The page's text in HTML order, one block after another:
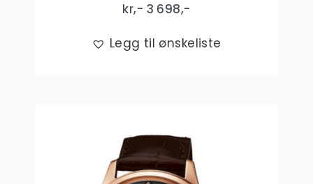
kr,- 3 698,-
Legg til ønskeliste